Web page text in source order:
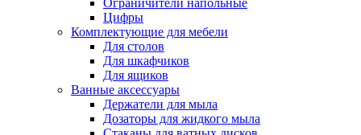
Цифры
Комплектующие для мебели
Для столов
Для шкафчиков
Для ящиков
Ванные аксессуары
Держатели для мыла
Дозаторы для жидкого мыла